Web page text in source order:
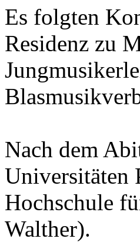
Es folgten
Residenz zu
Nach dem
Universitäten
Hochschule
Walther).